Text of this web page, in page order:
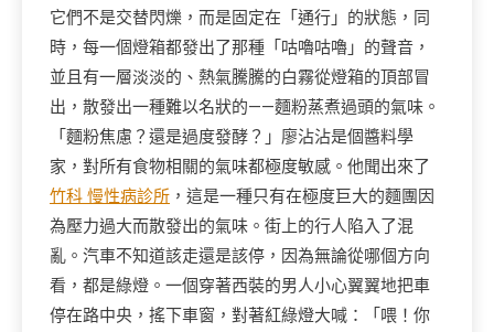
它們不是交替閃爍，而是固定在「通行」的狀態，同
時，每一個燈箱都發出了那種「咕嚕咕嚕」的聲音，
並且有一層淡淡的、熱氣騰騰的白霧從燈箱的頂部冒
出，散發出一種難以名狀的——麵粉蒸煮過頭的氣味。
「麵粉焦慮？還是過度發酵？」廖沾沾是個醬料學
家，對所有食物相關的氣味都極度敏感。他聞出來了
竹科 慢性病診所 ，這是一種只有在極度巨大的麵團因
為壓力過大而散發出的氣味。街上的行人陷入了混
亂。汽車不知道該走還是該停，因為無論從哪個方向
看，都是綠燈。一個穿著西裝的男人小心翼翼地把車
停在路中央，搖下車窗，對著紅綠燈大喊：「喂！你